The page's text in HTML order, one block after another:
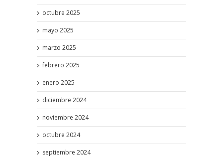
octubre 2025
mayo 2025
marzo 2025
febrero 2025
enero 2025
diciembre 2024
noviembre 2024
octubre 2024
septiembre 2024